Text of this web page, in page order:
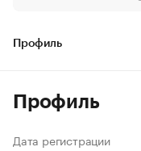
Профиль
Профиль
Дата регистрации